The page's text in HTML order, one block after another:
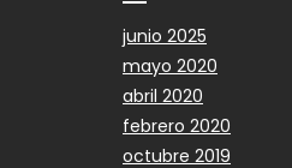
junio 2025
mayo 2020
abril 2020
febrero 2020
octubre 2019